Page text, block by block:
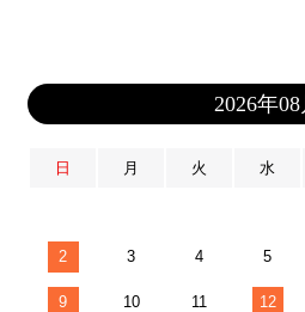
2026年08
日 月 火 水
2 3 4 5
9 10 11 12